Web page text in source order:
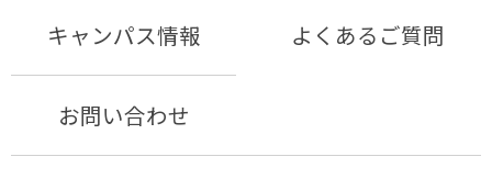
キャンパス情報 よくあるご質問
お問い合わせ